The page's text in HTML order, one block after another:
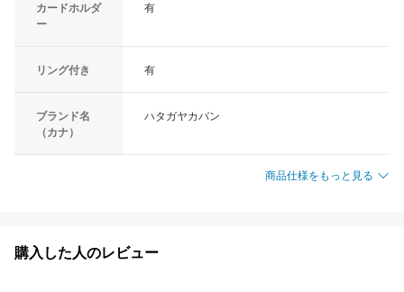
カードホルダ
ー
有
リング付き 有
ブランド名
（カナ）
ハタガヤカバン
商品仕様をもっと見る
購入した人のレビュー